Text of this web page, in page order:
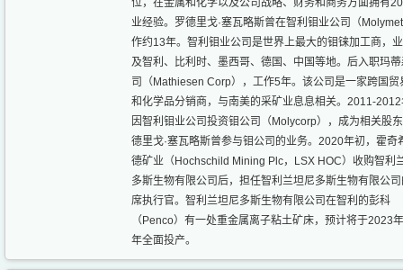
位，在金属和化学以及公司战略、财务和商务方面拥有
业经验。罗德里戈·塞瓦略斯曾在智利钼业公司（
作约13年。智利钼业公司是世界上最大的钼铼加工商，
及智利、比利时、墨西哥、德国、中国等地。后入职玛
司（Mathiesen Corp），工作5年。该公司是一家跨国贸
和化学品分销商，与南美的采矿业息息相关。2011-
因智利钼业公司投资钼公司（Molycorp），成为相关股
德里戈·塞瓦略斯曾参与钼公司的业务。2020年初，霍奇
德矿业（Hochschild Mining Plc，LSX HOC）收购智利
多斯生物有限公司后，担任智利兰坦尼多斯生物有限公
席执行官。智利兰坦尼多斯生物有限公司在智利的彭科
（Penco）有一处重金属离子粘土矿床，预计将于2023
年全面投产。